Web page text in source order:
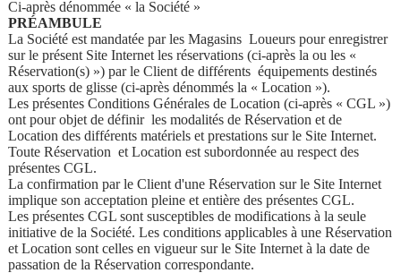
Ci-après dénommée « la Société »
PRÉAMBULE
La Société est mandatée par les Magasins Loueurs pour enregistrer
sur le présent Site Internet les réservations (ci-après la ou les «
Réservation(s) ») par le Client de différents équipements destinés
aux sports de glisse (ci-après dénommés la « Location »).
Les présentes Conditions Générales de Location (ci-après « CGL »)
ont pour objet de définir les modalités de Réservation et de
Location des différents matériels et prestations sur le Site Internet.
Toute Réservation et Location est subordonnée au respect des
présentes CGL.
La confirmation par le Client d'une Réservation sur le Site Internet
implique son acceptation pleine et entière des présentes CGL.
Les présentes CGL sont susceptibles de modifications à la seule
initiative de la Société. Les conditions applicables à une Réservation
et Location sont celles en vigueur sur le Site Internet à la date de
passation de la Réservation correspondante.